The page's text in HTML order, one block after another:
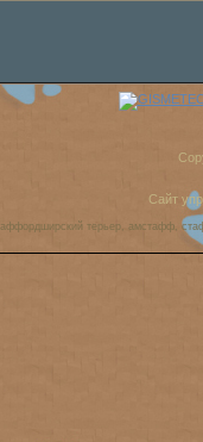
Сайт
терьер, амстафф,